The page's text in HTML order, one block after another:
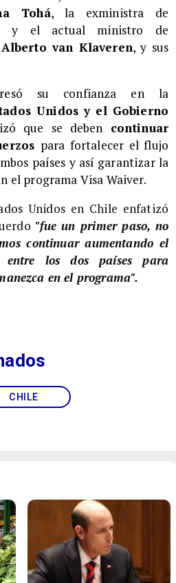
Tohá, la exministra de
y el actual ministro de
Alberto van Klaveren, y sus
su confianza en la
Unidos y el Gobierno
que se deben continuar
para fortalecer el flujo
países y así garantizar la
el programa Visa Waiver.
Unidos en Chile enfatizó
"fue un primer paso, no
continuar aumentando el
los dos países para
en el programa".
CHILE